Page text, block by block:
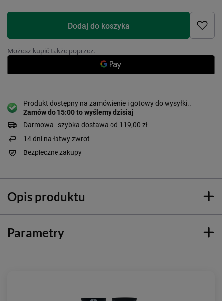
Dodaj do koszyka
Możesz kupić także poprzez:
Produkt dostępny na zamówienie i gotowy do wysyłki.
Zamów do 15:00 to wyślemy dzisiaj
Darmowa i szybka dostawa od 119,00 zł
14dni na łatwy zwrot
Bezpieczne zakupy
Opis produktu
Parametry